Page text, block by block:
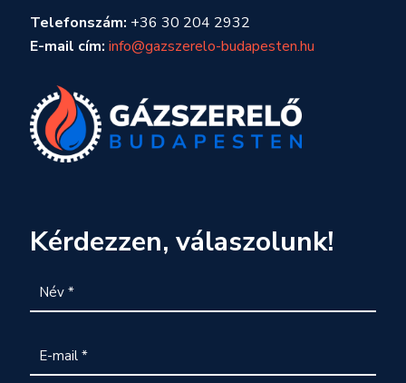
Telefonszám: +36 30 204 2932
E-mail cím: info@gazszerelo-budapesten.hu
Kérdezzen, válaszolunk!